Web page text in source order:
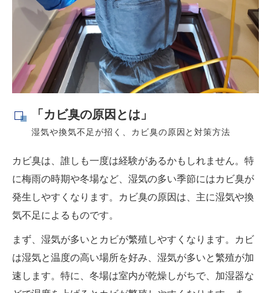
「カビ臭の原因とは」
湿気や換気不足が招く、カビ臭の原因と対策方法
カビ臭は、誰しも一度は経験があるかもしれません。特
に梅雨の時期や冬場など、湿気の多い季節にはカビ臭が
発生しやすくなります。カビ臭の原因は、主に湿気や換
気不足によるものです。
まず、湿気が多いとカビが繁殖しやすくなります。カビ
は湿気と温度の高い場所を好み、湿気が多いと繁殖が加
速します。特に、冬場は室内が乾燥しがちで、加湿器な